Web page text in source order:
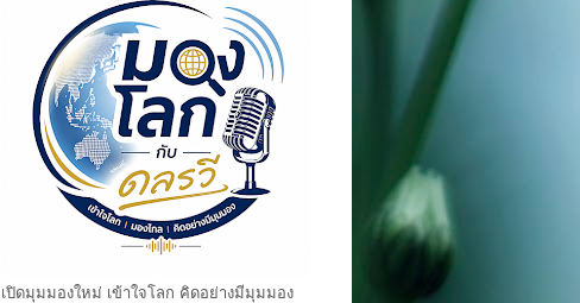
เปิดมุมมองใหม่ เข้าใจโลก คิดอย่างมีมุมมอง